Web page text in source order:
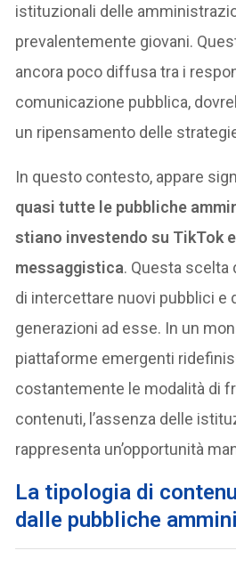
istituzionali delle
prevalentemente giovani.
ancora poco diffusa tra i
comunicazione pubblica,
un ripensamento delle
In questo contesto, appare
quasi tutte le pubbliche
stiano investendo su TikTok
messaggistica. Questa scelta
di intercettare nuovi pubblici e
generazioni ad esse. In un
piattaforme emergenti
costantemente le modalità di
contenuti, l’assenza delle
rappresenta un’opportunità
La tipologia di
dalle pubbliche